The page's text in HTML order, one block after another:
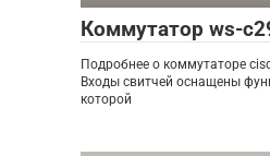
Коммутатор ws-
Подробнее о коммутаторе
Входы свитчей оснащены
которой